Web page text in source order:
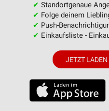
✔ Standortgenaue
✔ Folge deinem
✔ Push-
✔ Einkaufsliste -
JETZT LADEN